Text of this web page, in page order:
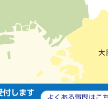
付します
よくある質問は こ